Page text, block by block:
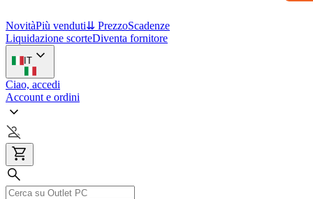
NovitàPiù venduti⇊ PrezzoScadenze
Liquidazione scorteDiventa fornitore
IT
Ciao, accedi
Account e ordini